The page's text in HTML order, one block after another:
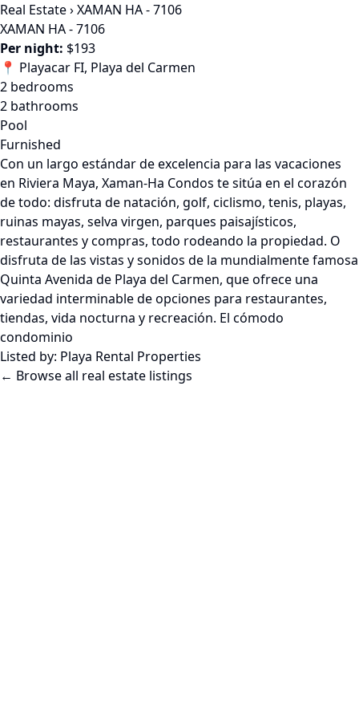
Real Estate›XAMAN HA - 7106
XAMAN HA - 7106
Per night: $193
📍 Playacar FI, Playa del Carmen
2 bedrooms
2 bathrooms
Pool
Furnished
Con un largo estándar de excelencia para las vacaciones
en Riviera Maya, Xaman-Ha Condos te sitúa en el corazón
de todo: disfruta de natación, golf, ciclismo, tenis, playas,
ruinas mayas, selva virgen, parques paisajísticos,
restaurantes y compras, todo rodeando la propiedad. O
disfruta de las vistas y sonidos de la mundialmente famosa
Quinta Avenida de Playa del Carmen, que ofrece una
variedad interminable de opciones para restaurantes,
tiendas, vida nocturna y recreación. El cómodo
condominio
Listed by: Playa Rental Properties
← Browse all real estate listings